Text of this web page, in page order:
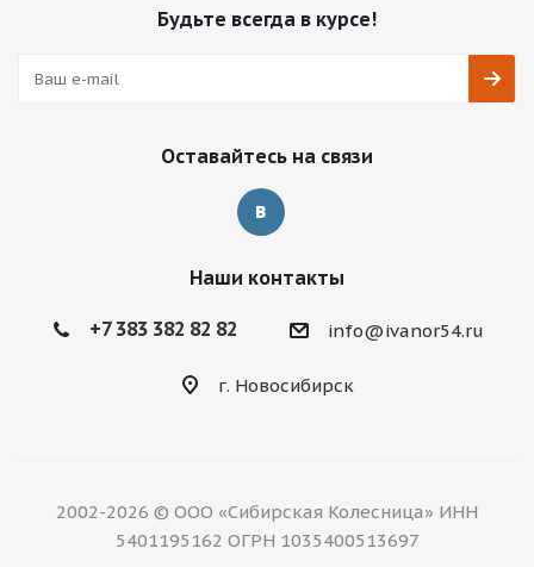
Будьте всегда в курсе!
Оставайтесь на связи
Наши контакты
+7 383 382 82 82 info@ivanor54.ru
г. Новосибирск
2002-2026 © ООО «Сибирская Колесница» ИНН
5401195162 ОГРН 1035400513697